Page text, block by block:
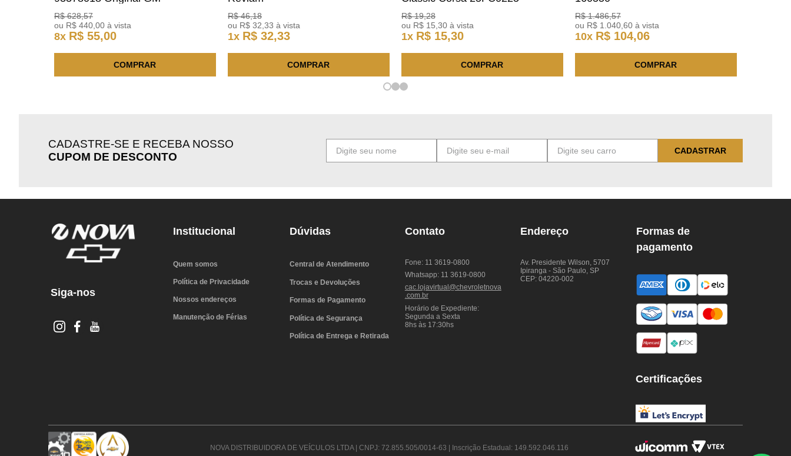
R$ 628,57
ou R$ 440 ,00 à vista
8x R$ 55,00
COMPRAR
R$ 46,18
ou R$ 32 ,33 à vista
1x R$ 32,33
COMPRAR
ACDelco
R$ 19,28
ou R$ 15 ,30 à vista
1x R$ 15,30
COMPRAR
R$ 1.486,57
ou R$ 1 .040 ,60 à vista
10x R$ 104,06
COMPRAR
CADASTRE-SE E RECEBA NOSSO
CUPOM DE DESCONTO
CADASTRAR
Siga-nos
Institucional
Quem somos
Política de Privacidade
Nossos endereços
Manutenção de Férias
Dúvidas
Central de Atendimento
Trocas e Devoluções
Formas de Pagamento
Política de Segurança
Política de Entrega e Retirada
Contato
Fone: 11 3619-0800
Whatsapp: 11 3619-0800
cac.lojavirtual@chevroletnova
.com.br
Horário de Expediente:
Segunda a Sexta
8hs às 17:30hs
Endereço
Av. Presidente Wilson, 5707
Ipiranga - São Paulo, SP
CEP: 04220-002
Formas de
pagamento
Certificações
NOVA DISTRIBUIDORA DE VEÍCULOS LTDA | CNPJ: 72.855.505/0014-63 | Inscrição Estadual: 149.592.046.116